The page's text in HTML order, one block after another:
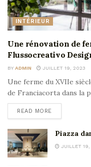
INTÉRIEUR
Une rénovation de
Flussocreativo
BY ADMIN JUILLET 19, 2023
Une ferme du XVIIe
de Franciacorta dans la
READ MORE
Piazza
JUILLET